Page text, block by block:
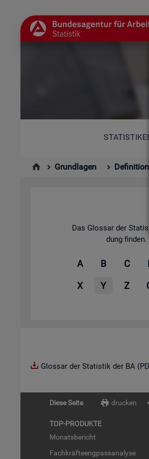
STATISTIKEN
Grundlagen
Das Glos­sar der
dung
A B C
X Y Z
Glossar der Statistik der BA
Diese Seite drucken
TOP-PRO­DUK­TE
Mo­nats­be­richt
Fach­kräf­te­eng­pass­ana­ly­se